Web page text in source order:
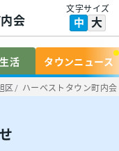
会
文字サイズ
中 大
生活 タウンニュース
区 / ハーベストタウン町内会